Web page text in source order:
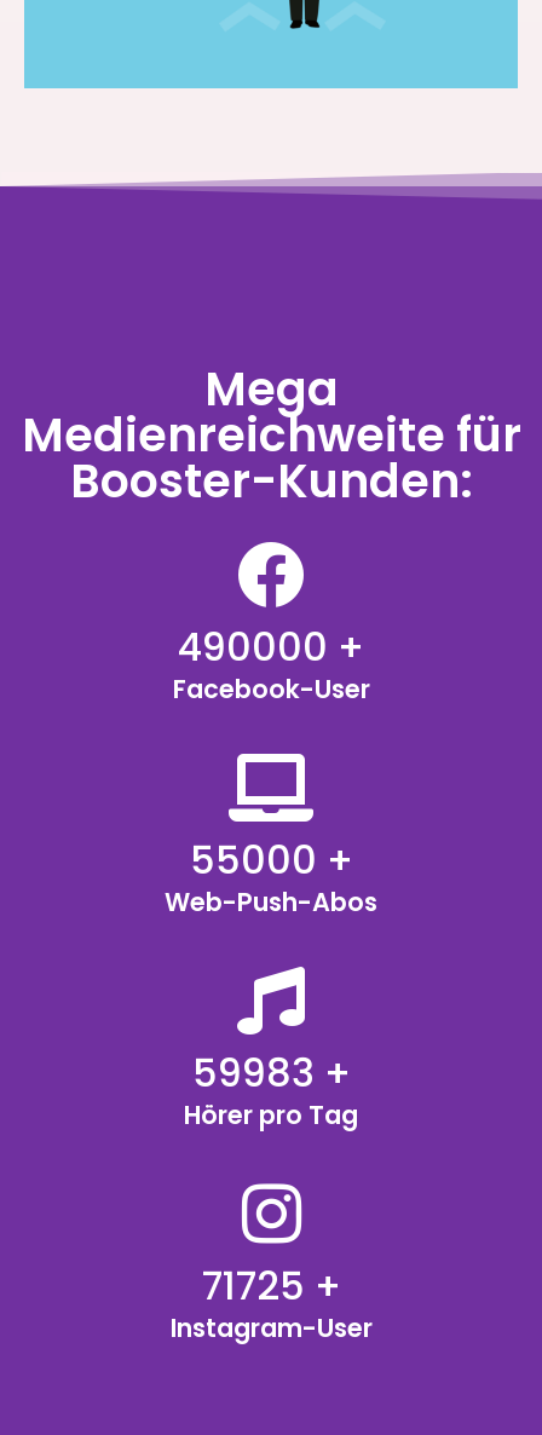
Mega
Medienreichweite für
Booster-Kunden:
490000 +
Facebook-User
55000 +
Web-Push-Abos
61000 +
Hörer pro Tag
75500 +
Instagram-User